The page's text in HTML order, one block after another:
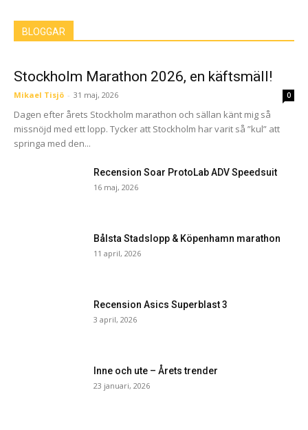
BLOGGAR
Stockholm Marathon 2026, en käftsmäll!
Mikael Tisjö - 31 maj, 2026 0
Dagen efter årets Stockholm marathon och sällan känt mig så
missnöjd med ett lopp. Tycker att Stockholm har varit så ”kul” att
springa med den...
Recension Soar ProtoLab ADV Speedsuit
16 maj, 2026
Bålsta Stadslopp & Köpenhamn marathon
11 april, 2026
Recension Asics Superblast 3
3 april, 2026
Inne och ute – Årets trender
23 januari, 2026